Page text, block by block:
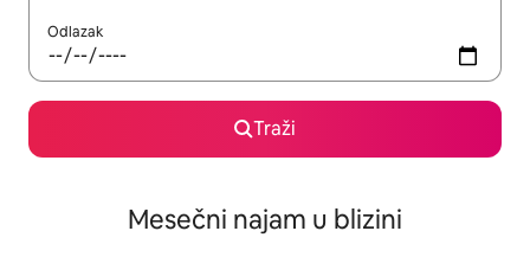
Odlazak
Traži
Mesečni najam u blizini